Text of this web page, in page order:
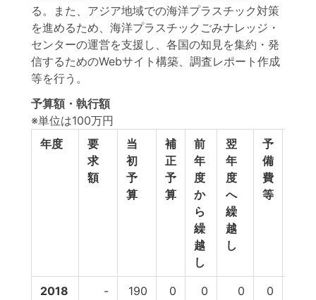
る。また、アジア地域での海洋プラスチック対策
を進めるため、海洋プラスチックごみナレッジ・
センターの運営を支援し、各国の知見を集約・発
信するためのWebサイト構築、調査レポート作成
等を行う。
予算額・執行額
※単位は100万円
年度
要
求
額
当
初
予
算
補
正
予
算
前
年
度
か
ら
繰
越
し
翌
年
度
へ
繰
越
し
予
備
費
等
2018 - 190 0 0 0 0